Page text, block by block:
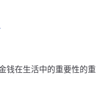
钱在生活中的重要性的重